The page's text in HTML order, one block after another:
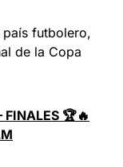
futbolero,
de la Copa
FINALES 🏆🔥